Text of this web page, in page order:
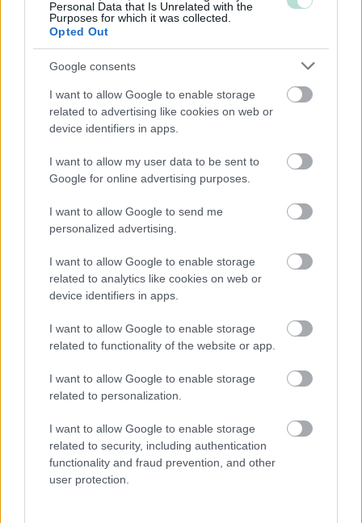
Personal Data that Is Unrelated with the
Purposes for which it was collected.
Opted Out
Google consents
I want to allow Google to enable storage
related to advertising like cookies on web or
device identifiers in apps.
I want to allow my user data to be sent to
Google for online advertising purposes.
I want to allow Google to send me
personalized advertising.
I want to allow Google to enable storage
related to analytics like cookies on web or
device identifiers in apps.
I want to allow Google to enable storage
related to functionality of the website or app.
I want to allow Google to enable storage
related to personalization.
I want to allow Google to enable storage
related to security, including authentication
functionality and fraud prevention, and other
user protection.
Yhtiömuodot
Yksityinen osakeyhtiö
Avoin yhtiö
Toiminimi
Järjestöt ja yhdistykset
Toimiala
Informaatio ja viestintä
Majoitus- ja ravitsemistoiminta
Palveluliiketoiminta
Palvelutarjonta
ALV-laskelmat, ilmoitukset verottajalle ja
Henkilöstöhallinnon palvelut
Kansainvälistymispalvelut
Konserneihin liittyvät palvelut